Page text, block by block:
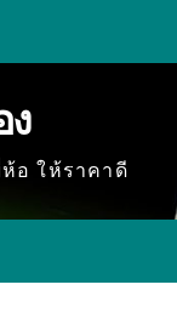
อ ให้ราคาดี